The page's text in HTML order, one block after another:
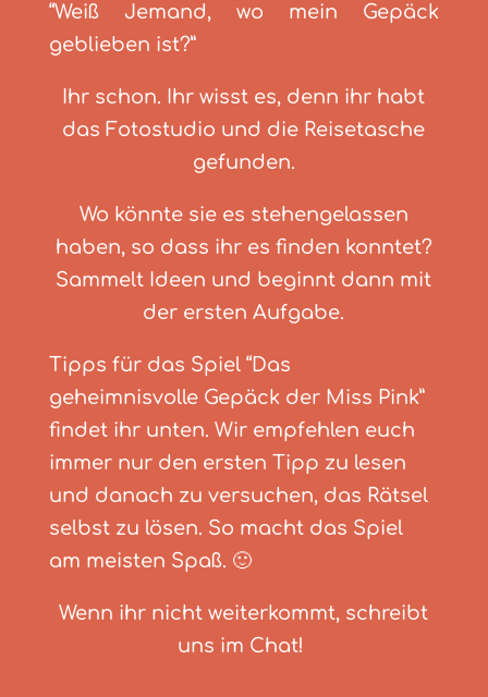
“Weiß Jemand, wo mein Gepäck
geblieben ist?”
Ihr schon. Ihr wisst es, denn ihr habt
das Fotostudio und die Reisetasche
gefunden.
Wo könnte sie es stehengelassen
haben, so dass ihr es finden konntet?
Sammelt Ideen und beginnt dann mit
der ersten Aufgabe.
Tipps für das Spiel “Das
geheimnisvolle Gepäck der Miss Pink”
findet ihr unten. Wir empfehlen euch
immer nur den ersten Tipp zu lesen
und danach zu versuchen, das Rätsel
selbst zu lösen. So macht das Spiel
am meisten Spaß. 🙂
Wenn ihr nicht weiterkommt, schreibt
uns im Chat!